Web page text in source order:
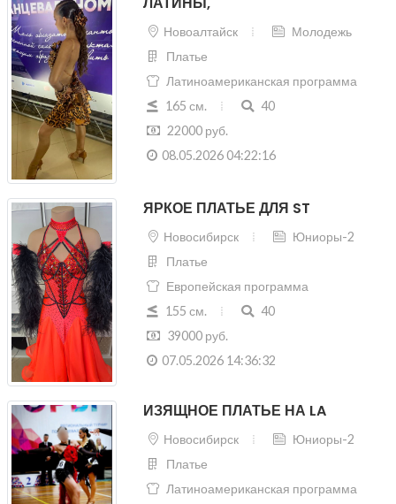
Новоалтайск
Молодежь
Платье
Латиноамериканская программа
165 см.
40
22000 руб.
08.05.2026 04:22:16
ЯРКОЕ ПЛАТЬЕ ДЛЯ ST
Новосибирск
Юниоры-2
Платье
Европейская программа
155 см.
40
39000 руб.
07.05.2026 14:36:32
ИЗЯЩНОЕ ПЛАТЬЕ НА LA
Новосибирск
Юниоры-2
Платье
Латиноамериканская программа